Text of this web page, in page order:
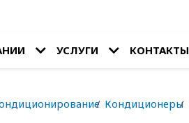
УСЛУГИ КОНТАКТЫ
Кондиционеры